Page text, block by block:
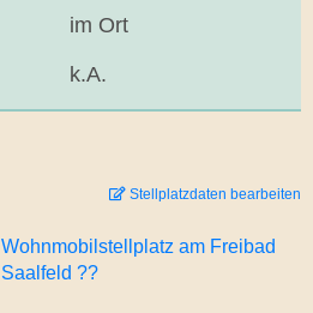
im Ort
k.A.
Stellplatzdaten bearbeiten
Wohnmobilstellplatz am Freibad
Saalfeld ??